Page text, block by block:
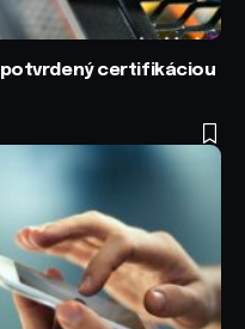
potvrdený certifikáciou